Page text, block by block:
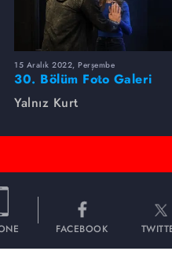
15 Aralık 2022, Perşembe
30. Bölüm Foto Galeri
Yalnız Kurt
FACEBOOK